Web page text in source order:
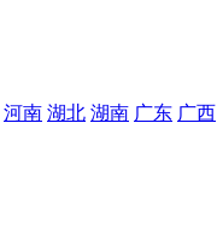
河南 湖北 湖南 广东 广西